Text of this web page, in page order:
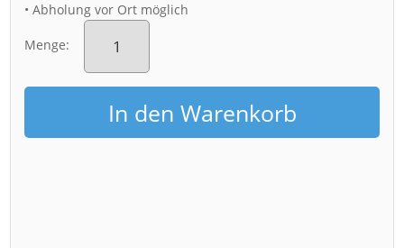
• Abholung vor Ort möglich
Menge:
Acryl
Board
Goldener
Reiter
Nebel
Menge
In den Warenkorb